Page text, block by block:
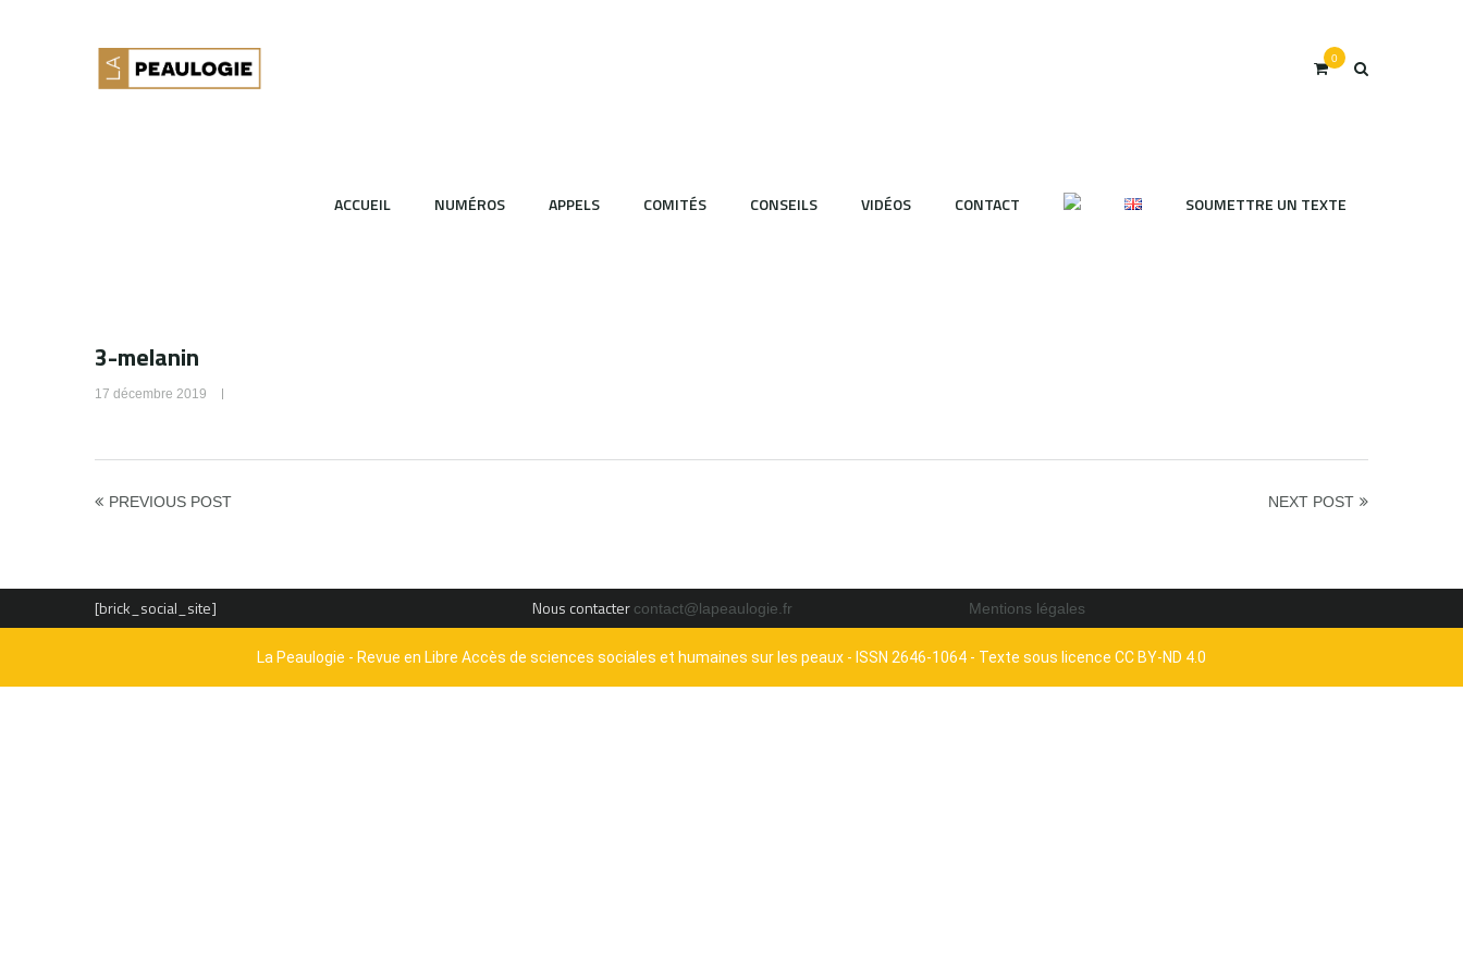
0
ACCUEIL NUMÉROS APPELS COMITÉS CONSEILS VIDÉOS CONTACT SOUMETTRE UN TEXTE
3-melanin
17 décembre 2019
PREVIOUS POST NEXT POST
[brick_social_site] Nous contacter contact@lapeaulogie.fr Mentions légales
La Peaulogie - Revue en Libre Accès de sciences sociales et humaines sur les peaux - ISSN 2646-1064 - Texte sous licence CC BY-ND 4.0